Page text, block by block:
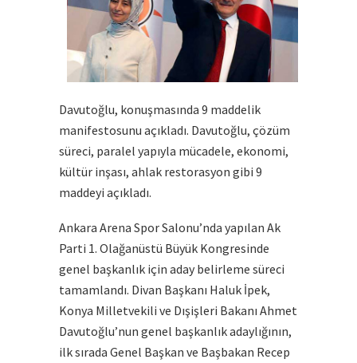
Davutoğlu, konuşmasında 9 maddelik
manifestosunu açıkladı. Davutoğlu, çözüm
süreci, paralel yapıyla mücadele, ekonomi,
kültür inşası, ahlak restorasyon gibi 9
maddeyi açıkladı.
Ankara Arena Spor Salonu’nda yapılan Ak
Parti 1. Olağanüstü Büyük Kongresinde
genel başkanlık için aday belirleme süreci
tamamlandı. Divan Başkanı Haluk İpek,
Konya Milletvekili ve Dışişleri Bakanı Ahmet
Davutoğlu’nun genel başkanlık adaylığının,
ilk sırada Genel Başkan ve Başbakan Recep